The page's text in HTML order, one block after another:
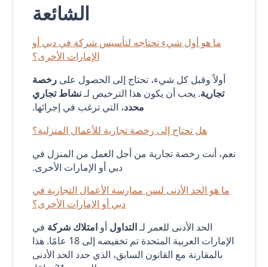
الشائعة
ما هو أول شيء تحتاجه لتأسيس شركة في دبي أو
الإمارات الأخرى؟
أولاً وقبل كل شيء، تحتاج إلى الحصول علىرخصة
تجارية. يجب أن يكون هذا الترخيص لـنشاط تجاري
محدد، التي ترغب في إجرائها.
هل تحتاج إلى رخصة تجارية للأعمال المنزلية؟
نعم، أنت رخصة تجارية من أجل العمل من المنزل في
دبي أو الإمارات الأخرى.
ما هو الحد الأدنى لسن ممارسة الأعمال التجارية في
دبي أو الإمارات الأخرى؟
الحد الأدنى للعمر لـالتداول أوامتلاك شركة في
الإمارات العربية المتحدة تم تخفيضه إلى 18 عامًا. هذا
بالمقارنة مع القانون السابق، الذي حدد الحد الأدنى